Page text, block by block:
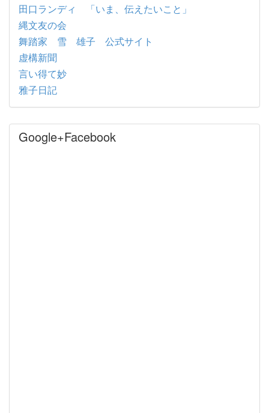
田口ランディ 「いま、伝えたいこと」
縄文友の会
舞踏家 雪 雄子 公式サイト
虚構新聞
言い得て妙
雅子日記
Google+Facebook